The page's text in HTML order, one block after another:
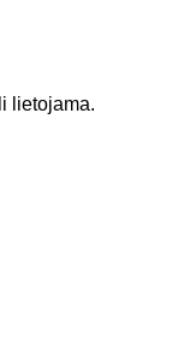
lietojama.